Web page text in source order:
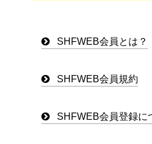
SHFWEB会員とは？
SHFWEB会員規約
SHFWEB会員登録に